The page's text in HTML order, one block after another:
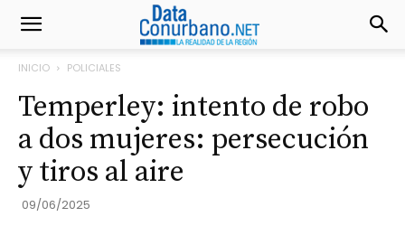
INICIO POLICIALES
Temperley: intento de robo
a dos mujeres: persecución
y tiros al aire
09/06/2025